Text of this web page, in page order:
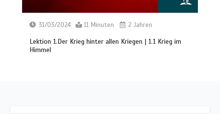
31/03/2024 11 Minuten 2 Jahren
Lektion 1.Der Krieg hinter allen Kriegen | 1.1 Krieg im
Himmel